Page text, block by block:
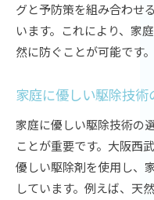
グと予防策を組み合わせ
います。これにより、家
然に防ぐことが可能です。
家庭に優しい駆除技術
家庭に優しい駆除技術の
ことが重要です。大阪西
優しい駆除剤を使用し、
しています。例えば、天